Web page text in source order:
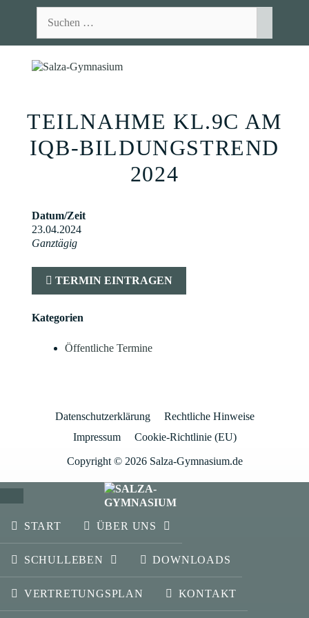
nach:
TEILNAHME KL.9C AM
IQB-BILDUNGSTREND
2024
Datum/Zeit
23.04.2024
Ganztägig
TERMIN EINTRAGEN
Kategorien
Öffentliche Termine
Datenschutzerklärung
Rechtliche Hinweise
Impressum
Cookie-Richtlinie (EU)
Copyright © 2026 Salza-Gymnasium.de
SCHLIESSEN
START
ÜBER UNS
SCHULLEBEN DOWNLOADS
VERTRETUNGSPLAN KONTAKT